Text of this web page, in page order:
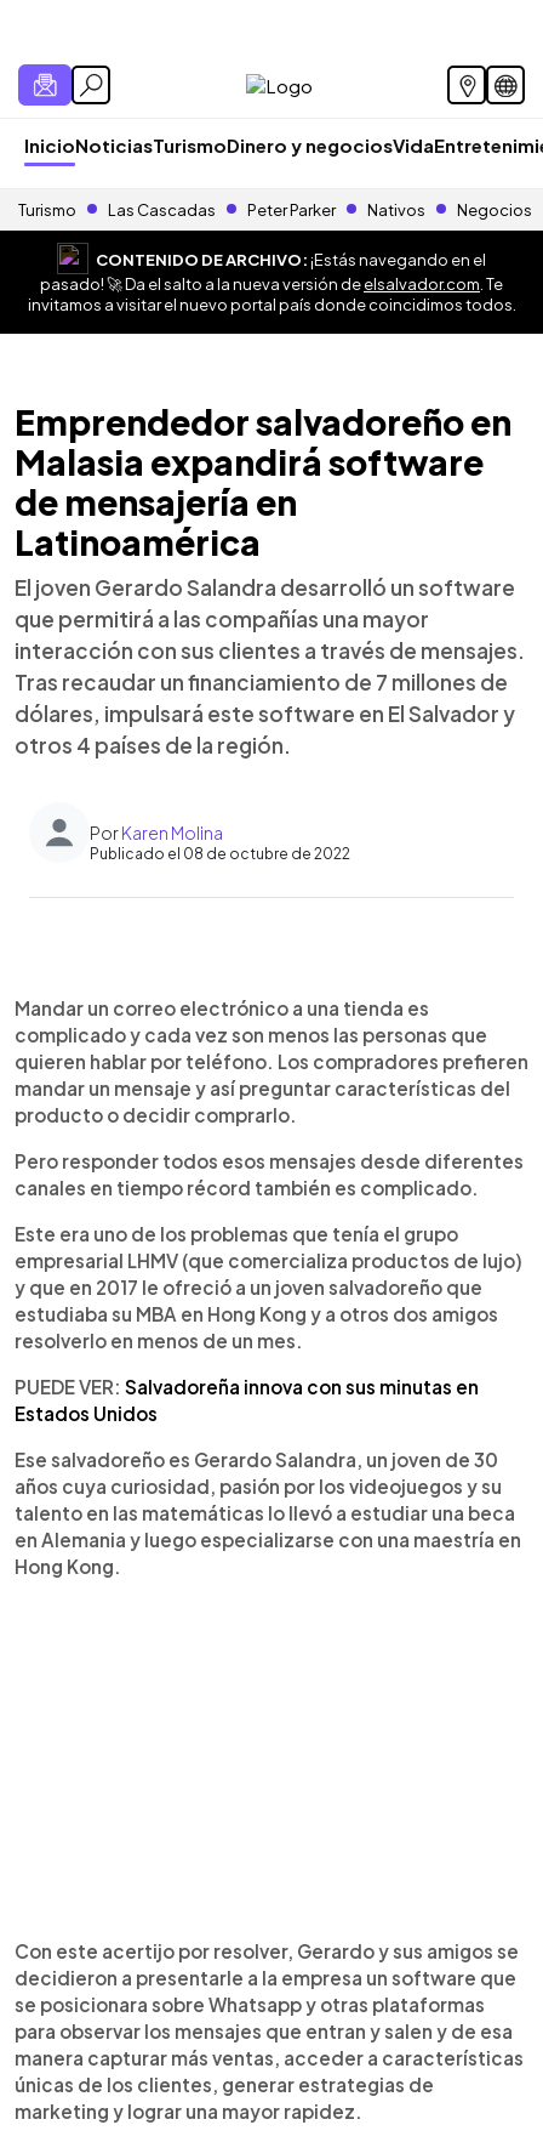
InicioNoticiasTurismoDinero y negociosVida
Turismo Las Cascadas Peter Parker Nativos Negocios
CONTENIDO DE ARCHIVO:¡Estás navegando en el
pasado! 🚀 Da el salto a la nueva versión deelsalvador.com . Te
invitamos a visitar el nuevo portal país donde coincidimos todos.
Emprendedor salvadoreño en
Malasia expandirá software
de mensajería en
Latinoamérica
El joven Gerardo Salandra desarrolló un software
que permitirá a las compañías una mayor
interacción con sus clientes a través de mensajes.
Tras recaudar un financiamiento de 7 millones de
dólares, impulsará este software en El Salvador y
otros 4 países de la región.
PorKaren Molina
Publicado el 08 de octubre de 2022
Escuchar artículo
Mandar un correo electrónico a una tienda es
complicado y cada vez son menos las personas que
quieren hablar por teléfono. Los compradores prefieren
mandar un mensaje y así preguntar características del
producto o decidir comprarlo.
Pero responder todos esos mensajes desde diferentes
canales en tiempo récord también es complicado.
Este era uno de los problemas que tenía el grupo
empresarial LHMV (que comercializa productos de lujo)
y que en 2017 le ofreció a un joven salvadoreño que
estudiaba su MBA en Hong Kong y a otros dos amigos
resolverlo en menos de un mes.
PUEDE VER: Salvadoreña innova con sus minutas en
Estados Unidos
Ese salvadoreño es Gerardo Salandra, un joven de 30
años cuya curiosidad, pasión por los videojuegos y su
talento en las matemáticas lo llevó a estudiar una beca
en Alemania y luego especializarse con una maestría en
Hong Kong.
Con este acertijo por resolver, Gerardo y sus amigos se
decidieron a presentarle a la empresa un software que
se posicionara sobre Whatsapp y otras plataformas
para observar los mensajes que entran y salen y de esa
manera capturar más ventas, acceder a características
únicas de los clientes, generar estrategias de
marketing y lograr una mayor rapidez.